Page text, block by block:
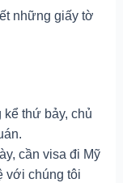
những giấy tờ
kể thứ bảy, chủ
cần visa đi Mỹ
với chúng tôi